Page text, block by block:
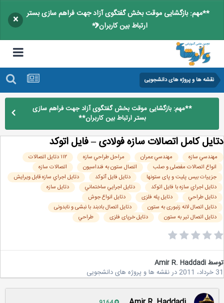
**مهم: بازگشایی موقت بخش گفتگوی آزاد جهت فراهم سازی بستر
ارتباط بین کاربران**
×
نقشه ها و پروژه های دانشجویی
**مهم: بازگشایی موقت بخش گفتگوی آزاد جهت فراهم سازی
بستر ارتباط بین کاربران**
کامل اتصالات سازه فولادی – فایل اتوکد
سازه مهندسي عمران مراحل طراحي سازه
۱۱۲ دتایل اتصالات
انواع اتصالات مفصلی و صلب
اتصال ستون به فنداسیون
اتصالات سازه
جزییات بیس پلیت و پای ستونها
دتايل فايل آتوكد
دتايل اجراي سازه قابل ويرايش
دتايل اجراي سازه با فايل اتوكد
دتايل اجرايي ساختماني
دتايل سازه
دتايل طراحي
دتایل پله فلزی
دتایل انواع جوش
دتایل اتصال لانه زنبوری به ستون
دتایل اتصال بادبند با نبشی و نابدونی
دتایل اتصال تیر به ستون
دتایل خرپای فلزی طراحي
Amir R. Haddadi
درنقشه ها و پروژه های دانشجویی